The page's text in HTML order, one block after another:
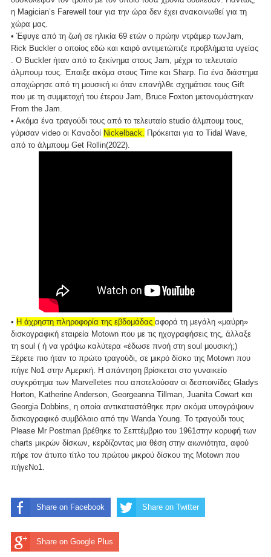
η Magician’s Farewell tour για την ώρα δεν έχει ανακοινωθεί για τη
χώρα μας.
• Έφυγε από τη ζωή σε ηλικία 69 ετών ο πρώην ντράμερ τωνJam,
Rick Buckler ο οποίος εδώ και καιρό αντιμετώπιζε προβλήματα υγείας
. Ο Buckler ήταν από το ξεκίνημα στους Jam, μέχρι το τελευταίο
άλμπουμ τους. Έπαιξε ακόμα στους Time και Sharp. Για ένα διάστημα
αποχώρησε από τη μουσική κι όταν επανήλθε σχημάτισε τους Gift
που με τη συμμετοχή του έτερου Jam, Bruce Foxton μετονομάστηκαν
From the Jam.
• Ακόμα ένα τραγούδι τους από το τελευταίο studio άλμπουμ τους,
γύρισαν video οι Καναδοί Nickelback. Πρόκειται για το Tidal Wave,
από το άλμπουμ Get Rollin(2022).
• H άχρηστη πληροφορία της εβδομάδας αφορά τη μεγάλη «μαύρη»
δισκογραφική εταιρεία Motown που με τις ηχογραφήσεις της, άλλαξε
τη soul ( ή να γράψω καλύτερα «έδωσε πνοή στη soul μουσική;)
Ξέρετε πιο ήταν το πρώτο τραγούδι, σε μικρό δίσκο της Motown που
πήγε Νο1 στην Αμερική. Η απάντηση βρίσκεται στο γυναικείο
συγκρότημα των Marvelletes που αποτελούσαν οι δεσποινίδες Gladys
Horton, Katherine Anderson, Georgeanna Tillman, Juanita Cowart και
Georgia Dobbins, η οποία αντικαταστάθηκε πριν ακόμα υπογράψουν
δισκογραφικό συμβόλαιο από την Wanda Young. Το τραγούδι τους
Please Mr Postman βρέθηκε το Σεπτέμβριο του 1961στην κορυφή των
charts μικρών δίσκων, κερδίζοντας μια θέση στην αιωνιότητα, αφού
πήρε τον άτυπο τίτλο του πρώτου μικρού δίσκου της Motown που
πήγεΝο1.
Share on Facebook Share on Twitter
Share on Google Plus